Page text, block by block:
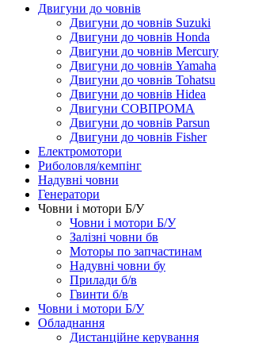
Двигуни до човнів
Двигуни до човнів Suzuki
Двигуни до човнів Honda
Двигуни до човнів Mercury
Двигуни до човнів Yamaha
Двигуни до човнів Tohatsu
Двигуни до човнів Hidea
Двигуни СОВПРОМА
Двигуни до човнів Parsun
Двигуни до човнів Fisher
Електромотори
Риболовля/кемпінг
Надувні човни
Генератори
Човни і мотори Б/У
Човни і мотори Б/У
Залізні човни бв
Моторы по запчастинам
Надувні човни бу
Прилади б/в
Гвинти б/в
Човни і мотори Б/У
Обладнання
Дистанційне керування